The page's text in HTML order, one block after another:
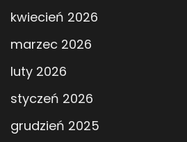
kwiecień 2026
marzec 2026
luty 2026
styczeń 2026
grudzień 2025